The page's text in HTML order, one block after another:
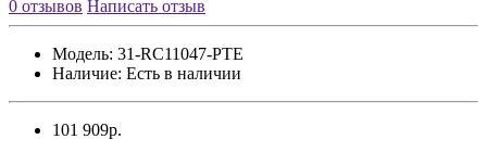
0 отзывов Написать отзыв
Модель: 31-RC11047-PTE
Наличие: Есть в наличии
101 909р.